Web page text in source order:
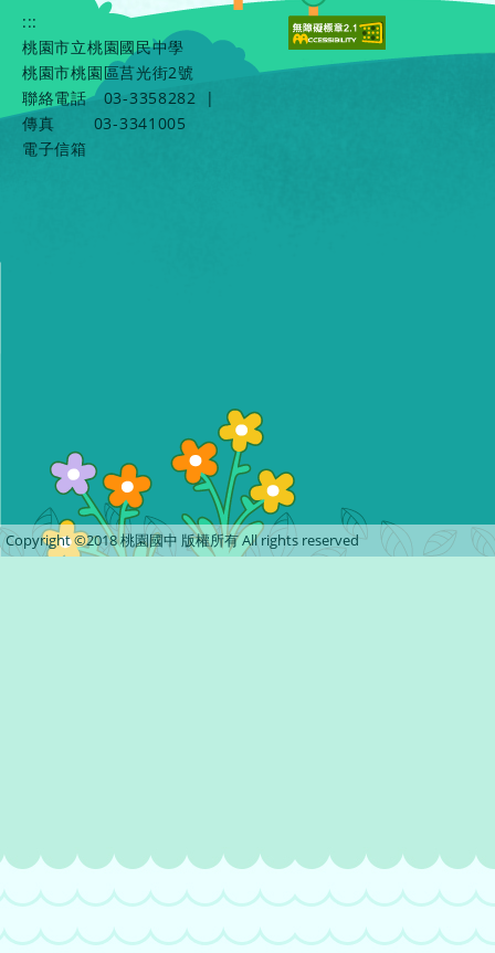
:::
桃園市立桃園國民中學
桃園市桃園區莒光街2號
聯絡電話
03-3358282
|
傳真
03-3341005
電子信箱
Copyright ©2018 桃園國中 版權所有 All rights reserved